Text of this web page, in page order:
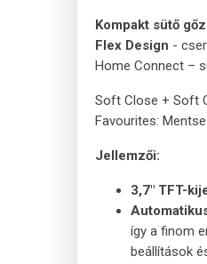
Kompakt sütő
Flex Design -
Home Connect –
Soft Close + Soft
Favourites:
Jellemzői:
3,7" TFT-
így a finom
beállítások